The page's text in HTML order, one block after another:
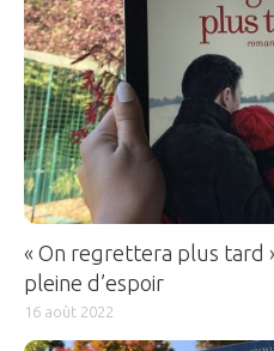
« On regrettera plus tard
pleine d’espoir
16 août 2022